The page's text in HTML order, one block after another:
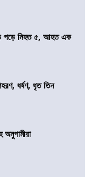
পড়ে নিহত ৫, আহত এক
ধর্ষণ, ধৃত তিন
অনুগামীরা